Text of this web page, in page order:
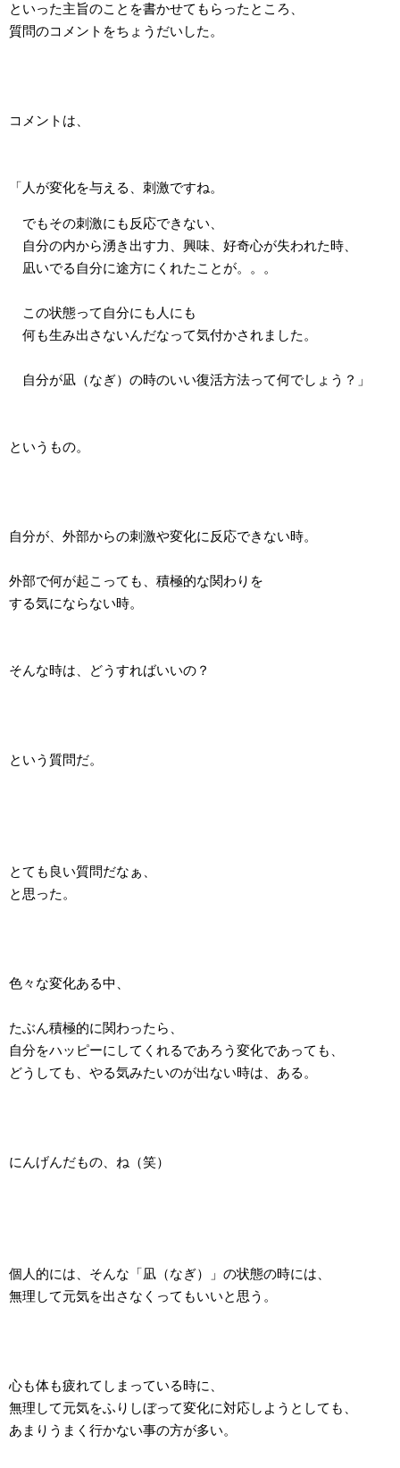
といった主旨のことを書かせてもらったところ、
質問のコメントをちょうだいした。
コメントは、
「人が変化を与える、刺激ですね。
でもその刺激にも反応できない、
自分の内から湧き出す力、興味、好奇心が失われた時、
凪いでる自分に途方にくれたことが。。。
この状態って自分にも人にも
何も生み出さないんだなって気付かされました。
自分が凪（なぎ）の時のいい復活方法って何でしょう？」
というもの。
自分が、外部からの刺激や変化に反応できない時。
外部で何が起こっても、積極的な関わりを
する気にならない時。
そんな時は、どうすればいいの？
という質問だ。
とても良い質問だなぁ、
と思った。
色々な変化ある中、
たぶん積極的に関わったら、
自分をハッピーにしてくれるであろう変化であっても、
どうしても、やる気みたいのが出ない時は、ある。
にんげんだもの、ね（笑）
個人的には、そんな「凪（なぎ）」の状態の時には、
無理して元気を出さなくってもいいと思う。
心も体も疲れてしまっている時に、
無理して元気をふりしぼって変化に対応しようとしても、
あまりうまく行かない事の方が多い。